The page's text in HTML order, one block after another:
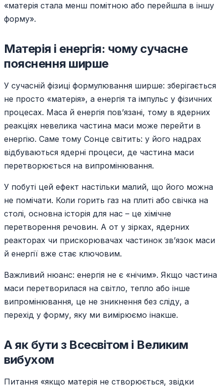
«матерія стала менш помітною або перейшла в іншу
форму».
Матерія і енергія: чому сучасне
пояснення ширше
У сучасній фізиці формулювання ширше: зберігається
не просто «матерія», а енергія та імпульс у фізичних
процесах. Маса й енергія пов’язані, тому в ядерних
реакціях невелика частина маси може перейти в
енергію. Саме тому Сонце світить: у його надрах
відбуваються ядерні процеси, де частина маси
перетворюється на випромінювання.
У побуті цей ефект настільки малий, що його можна
не помічати. Коли горить газ на плиті або свічка на
столі, основна історія для нас – це хімічне
перетворення речовин. А от у зірках, ядерних
реакторах чи прискорювачах частинок зв’язок маси
й енергії вже стає ключовим.
Важливий нюанс: енергія не є «нічим». Якщо частина
маси перетворилася на світло, тепло або інше
випромінювання, це не зникнення без сліду, а
перехід у форму, яку ми вимірюємо інакше.
А як бути з Всесвітом і Великим
вибухом
Питання «якщо матерія не створюється, звідки